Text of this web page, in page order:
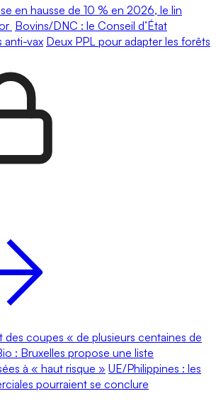
en hausse de 10 % en 2026, le lin
Bovins/DNC : le Conseil d’État
anti-vax Deux PPL pour adapter les forêts
des coupes « de plusieurs centaines de
: Bruxelles propose une liste
à « haut risque » UE/Philippines : les
pourraient se conclure